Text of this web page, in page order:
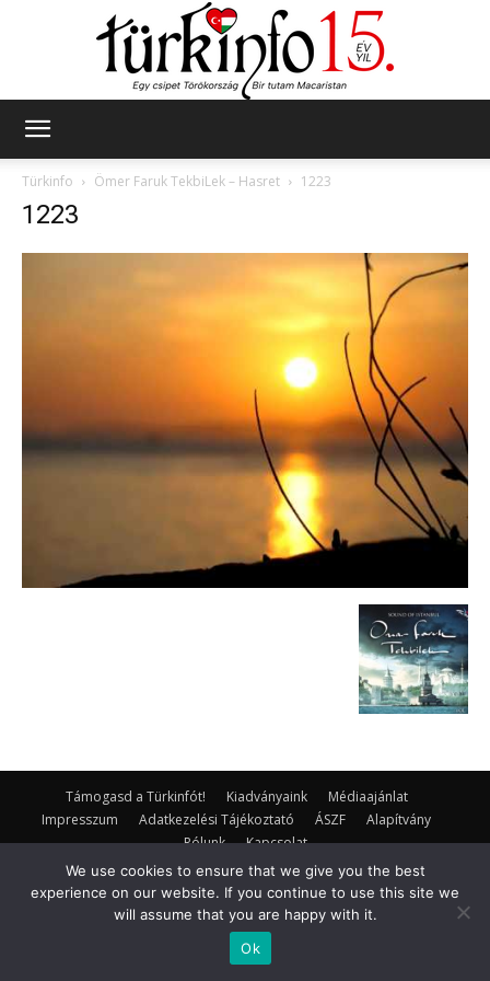
Türkinfo
Ömer Faruk TekbiLek – Hasret 1223
1223
Támogasd a Türkinfót! Kiadványaink
Médiaajánlat
Impresszum
Adatkezelési Tájékoztató ÁSZF
Alapítvány
Rólunk
Kapcsolat
© Turkinfo.hu 2020
We use cookies to ensure that we give you the best
experience on our website. If you continue to use this site we
will assume that you are happy with it.
Ok